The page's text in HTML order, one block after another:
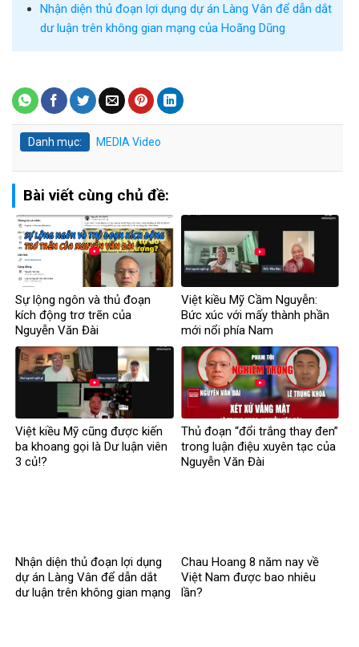
Nhận diện thủ đoạn lợi dụng dự án Làng Vân để dẫn dắt
dư luận trên không gian mạng của Hoãng Dũng
Danh mục: MEDIA Video
Bài viết cùng chủ đề:
Sự lộng ngôn và thủ đoạn
kích động trơ trẽn của
Nguyễn Văn Đài
Việt kiều Mỹ Cầm Nguyễn:
Bức xúc với mấy thành phần
mới nổi phía Nam
Việt kiều Mỹ cũng được kiến
ba khoang gọi là Dư luận viên
3 củ!?
Thủ đoạn “đổi trắng thay đen”
trong luận điệu xuyên tạc của
Nguyễn Văn Đài
Nhận diện thủ đoạn lợi dụng
dự án Làng Vân để dẫn dắt
dư luận trên không gian mạng
Chau Hoang 8 năm nay về
Việt Nam được bao nhiêu
lần?